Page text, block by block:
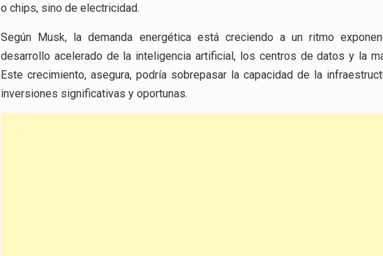
o chips, sino de electricidad.
Según Musk, la demanda energética está creciendo a un ritmo
desarrollo acelerado de la inteligencia artificial, los centros de datos y la
Este crecimiento, asegura, podría sobrepasar la capacidad de la
inversiones significativas y oportunas.